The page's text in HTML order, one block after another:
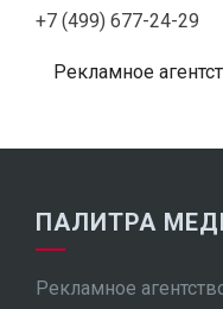
+7 (499) 677-24-29
Рекламное
ПАЛИТРА
Рекламное